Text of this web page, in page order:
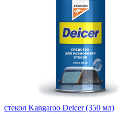
стекол Kangaroo Deicer (350 мл)